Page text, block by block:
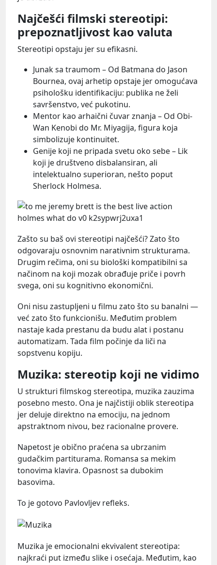
Najčešći filmski stereotipi:
prepoznatljivost kao valuta
Stereotipi opstaju jer su efikasni.
Junak sa traumom – Od Batmana do Jason
Bournea, ovaj arhetip opstaje jer omogućava
psihološku identifikaciju: publika ne želi
savršenstvo, već pukotinu.
Mentor kao arhaični čuvar znanja – Od Obi-
Wan Kenobi do Mr. Miyagija, figura koja
simbolizuje kontinuitet.
Genije koji ne pripada svetu oko sebe – Lik
koji je društveno disbalansiran, ali
intelektualno superioran, nešto poput
Sherlock Holmesa.
Zašto su baš ovi stereotipi najčešći? Zato što
odgovaraju osnovnim narativnim strukturama.
Drugim rečima, oni su biološki kompatibilni sa
načinom na koji mozak obrađuje priče i povrh
svega, oni su kognitivno ekonomični.
Oni nisu zastupljeni u filmu zato što su banalni —
već zato što funkcionišu. Međutim problem
nastaje kada prestanu da budu alat i postanu
automatizam. Tada film počinje da liči na
sopstvenu kopiju.
Muzika: stereotip koji ne vidimo
U strukturi filmskog stereotipa, muzika zauzima
posebno mesto. Ona je najčistiji oblik stereotipa
jer deluje direktno na emociju, na jednom
apstraktnom nivou, bez racionalne provere.
Napetost je obično praćena sa ubrzanim
gudačkim partiturama. Romansa sa mekim
tonovima klavira. Opasnost sa dubokim
basovima.
To je gotovo Pavlovljev refleks.
Muzika je emocionalni ekvivalent stereotipa:
najkraći put između slike i osećaja. Međutim, kao